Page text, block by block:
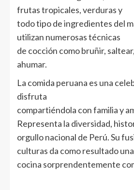
frutas tropicales, verduras y
todo tipo de ingredientes del
utilizan numerosas técnicas
de cocción como bruñir,
ahumar.
La comida peruana es una
disfruta
compartiéndola con familia y
Representa la diversidad,
orgullo nacional de Perú. Su
culturas da como resultado una
cocina sorprendentemente